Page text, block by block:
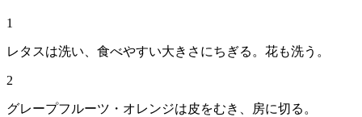
1
レタスは洗い、食べやすい大きさにちぎる。花も洗う。
2
グレープフルーツ・オレンジは皮をむき、房に切る。